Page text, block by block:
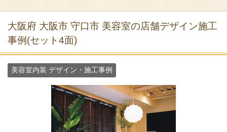
大阪府 大阪市 守口市 美容室の店舗デザイン施工
事例(セット4面)
美容室内装 デザイン・施工事例